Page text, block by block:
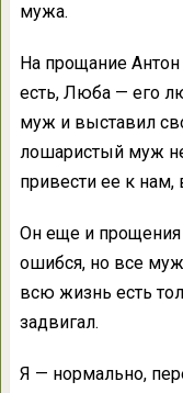
мужа.
На прощание Антон
есть, Люба — его
муж и выставил
лошаристый муж
привести ее к нам,
Он еще и прощения
ошибся, но все
всю жизнь есть
задвигал.
Я — нормально,